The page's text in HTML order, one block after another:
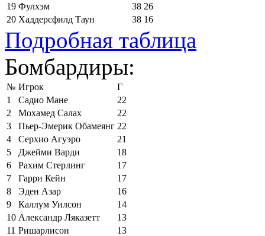
19 Фулхэм 38 26
20 Хаддерсфилд Таун 38 16
Подробная таблица
Бомбардиры:
№ Игрок
Г
1
Садио Мане
22
2
Мохамед Салах
22
3
Пьер-Эмерик Обамеянг 22
4
Серхио Агуэро
21
5
Джейми Варди
18
6
Рахим Стерлинг
17
7
Гарри Кейн
17
8
Эден Азар
16
9
Каллум Уилсон
14
10 Александр Ляказетт
13
11 Ришарлисон
13